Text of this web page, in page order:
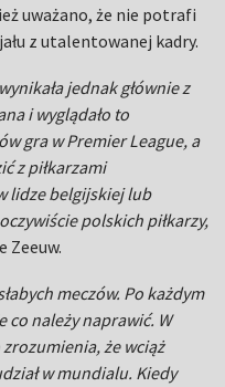
uważano, że nie potrafi
z utalentowanej kadry.
jednak głównie z
i wyglądało to
gra w Premier League, a
z piłkarzami
lidze belgijskiej lub
polskich piłkarzy,
Zeeuw.
meczów. Po każdym
co należy naprawić. W
że wciąż
w mundialu. Kiedy